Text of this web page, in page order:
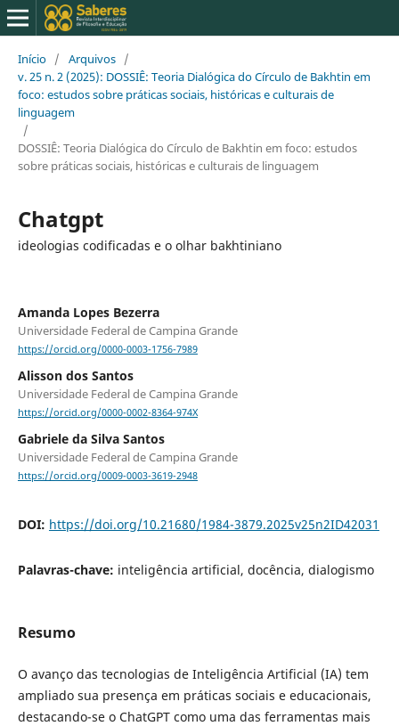
Início / Arquivos /
v. 25 n. 2 (2025): DOSSIÊ: Teoria Dialógica do Círculo de Bakhtin em
foco: estudos sobre práticas sociais, históricas e culturais de
linguagem
/
DOSSIÊ: Teoria Dialógica do Círculo de Bakhtin em foco: estudos
sobre práticas sociais, históricas e culturais de linguagem
Chatgpt
ideologias codificadas e o olhar bakhtiniano
Amanda Lopes Bezerra
Universidade Federal de Campina Grande
https://orcid.org/0000-0003-1756-7989
Alisson dos Santos
Universidade Federal de Campina Grande
https://orcid.org/0000-0002-8364-974X
Gabriele da Silva Santos
Universidade Federal de Campina Grande
https://orcid.org/0009-0003-3619-2948
DOI: https://doi.org/10.21680/1984-3879.2025v25n2ID42031
Palavras-chave: inteligência artificial, docência, dialogismo
Resumo
O avanço das tecnologias de Inteligência Artificial (IA) tem
ampliado sua presença em práticas sociais e educacionais,
destacando-se o ChatGPT como uma das ferramentas mais